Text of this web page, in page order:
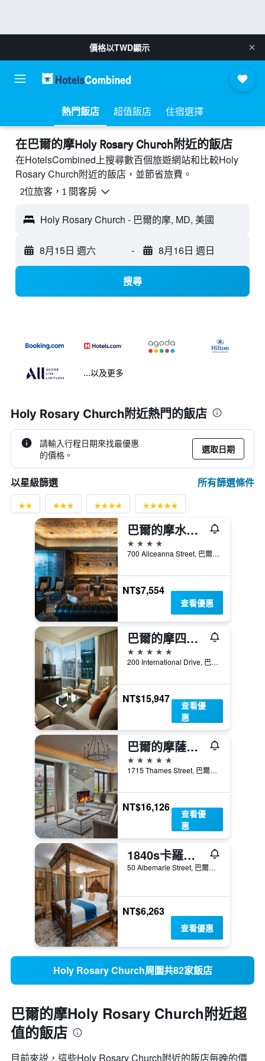
價格以TWD顯示
熱門飯店 超值飯店 住宿選擇
​在巴爾的摩Holy Rosary Church附近​的飯店
在HotelsCombined上搜尋數百個旅遊網站和比較Holy
Rosary Church附近的飯店，並節省旅費。
2位旅客，1 間客房
Holy Rosary Church - 巴爾的摩, MD, 美國
8月15日 週六 - 8月16日 週日
搜尋
...以及更多
Holy Rosary Church附近熱門的飯店
請輸入行程日期來找最優惠
的價格。
選取日期
以星級篩選 所有篩選條件
巴爾的摩水岸萬豪酒店
4星級
700 Aliceanna Street, 巴爾的摩, MD, 美國
NT$7,554
查看優惠
巴爾的摩四季酒店
5星級
200 International Drive, 巴爾的摩, MD, 美國
NT$15,947
查看優
惠
巴爾的摩薩加摩爾潘德里飯店
5星級
1715 Thames Street, 巴爾的摩, MD, 美國
NT$16,126
查看優
惠
1840s卡羅頓住宿加早餐旅館
50 Albemarle Street, 巴爾的摩, MD, 美國
NT$6,263
查看優惠
Holy Rosary Church周圍共82家飯店
巴爾的摩Holy Rosary Church附近超
值的飯店
目前來説，這些Holy Rosary Church​附近的​飯店每晚的價